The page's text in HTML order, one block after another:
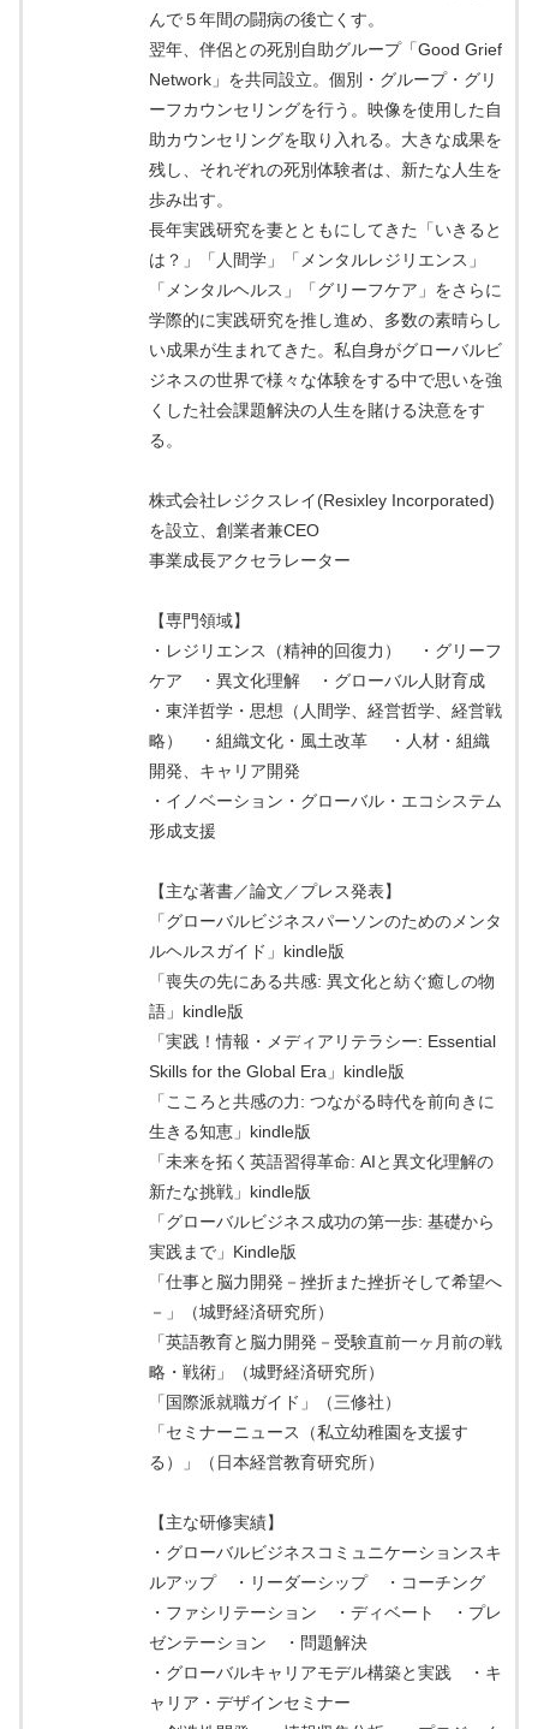
んで５年間の闘病の後亡くす。
翌年、伴侶との死別自助グループ「Good Grief
Network」を共同設立。個別・グループ・グリ
ーフカウンセリングを行う。映像を使用した自
助カウンセリングを取り入れる。大きな成果を
残し、それぞれの死別体験者は、新たな人生を
歩み出す。
長年実践研究を妻とともにしてきた「いきると
は？」「人間学」「メンタルレジリエンス」
「メンタルヘルス」「グリーフケア」をさらに
学際的に実践研究を推し進め、多数の素晴らし
い成果が生まれてきた。私自身がグローバルビ
ジネスの世界で様々な体験をする中で思いを強
くした社会課題解決の人生を賭ける決意をす
る。
株式会社レジクスレイ(Resixley Incorporated)
を設立、創業者兼CEO
事業成長アクセラレーター
【専門領域】
・レジリエンス（精神的回復力） ・グリーフ
ケア ・異文化理解 ・グローバル人財育成
・東洋哲学・思想（人間学、経営哲学、経営戦
略） ・組織文化・風土改革 ・人材・組織
開発、キャリア開発
・イノベーション・グローバル・エコシステム
形成支援
【主な著書／論文／プレス発表】
「グローバルビジネスパーソンのためのメンタ
ルヘルスガイド」kindle版
「喪失の先にある共感: 異文化と紡ぐ癒しの物
語」kindle版
「実践！情報・メディアリテラシー: Essential
Skills for the Global Era」kindle版
「こころと共感の力: つながる時代を前向きに
生きる知恵」kindle版
「未来を拓く英語習得革命: AIと異文化理解の
新たな挑戦」kindle版
「グローバルビジネス成功の第一歩: 基礎から
実践まで」Kindle版
「仕事と脳力開発－挫折また挫折そして希望へ
－」（城野経済研究所）
「英語教育と脳力開発－受験直前一ヶ月前の戦
略・戦術」（城野経済研究所）
「国際派就職ガイド」（三修社）
「セミナーニュース（私立幼稚園を支援す
る）」（日本経営教育研究所）
【主な研修実績】
・グローバルビジネスコミュニケーションスキ
ルアップ ・リーダーシップ ・コーチング
・ファシリテーション ・ディベート ・プレ
ゼンテーション ・問題解決
・グローバルキャリアモデル構築と実践 ・キ
ャリア・デザインセミナー